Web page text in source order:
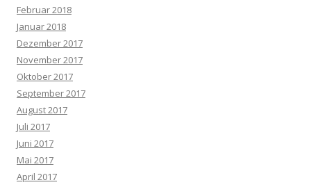
Februar 2018
Januar 2018
Dezember 2017
November 2017
Oktober 2017
September 2017
August 2017
Juli 2017
Juni 2017
Mai 2017
April 2017